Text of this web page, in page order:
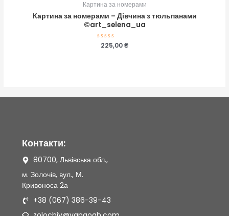
Картина за номерами
Картина за номерами – Дівчина з тюльпанами
©art_selena_ua
Оцінено
225,00₴
Контакти:
80700, Львівська обл.,
м. Золочів, вул., М.
Кривоноса 2а
+38 (067) 386-39-43